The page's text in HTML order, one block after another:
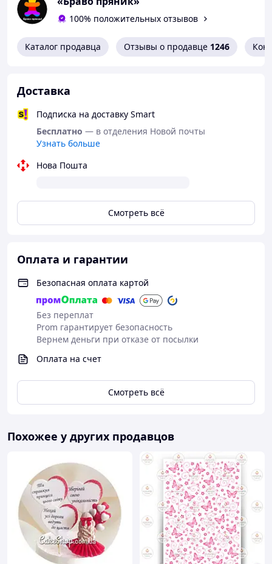
100% положительных отзывов
Каталог продавца Отзывы о продавце 1246
Доставка
Подписка на доставку Smart
Бесплатно — в отделения Новой почты
Узнать больше
Нова Пошта
Смотреть всё
Оплата и гарантии
Безопасная оплата картой
Без переплат
Prom гарантирует безопасность
Вернем деньги при отказе от посылки
Оплата на счет
Смотреть всё
Похожее у других продавцов